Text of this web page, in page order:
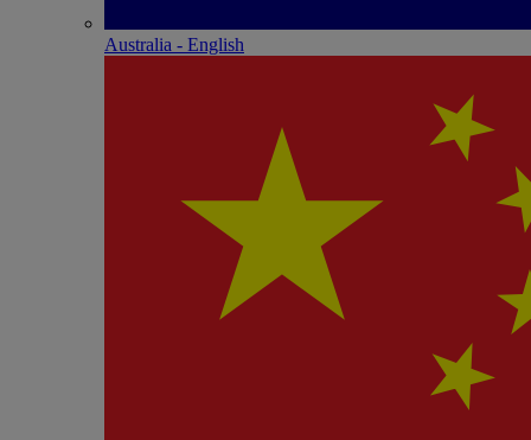
Australia - English